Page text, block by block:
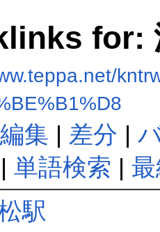
for:
編集 | 差分 |
| 単語検索 |
駅